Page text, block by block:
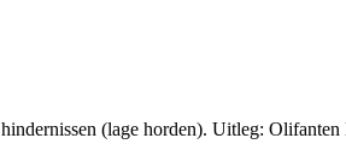
(lage horden). Uitleg: